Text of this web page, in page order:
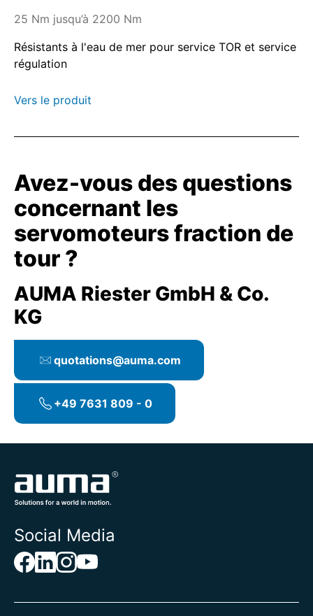
25 Nm jusqu’à 2200 Nm
Résistants à l'eau de mer pour service TOR et service
régulation
Vers le produit
Avez-vous des questions
concernant les
servomoteurs fraction de
tour ?
AUMA Riester GmbH & Co.
KG
quotations@auma.com
+49 7631 809 - 0
Social Media